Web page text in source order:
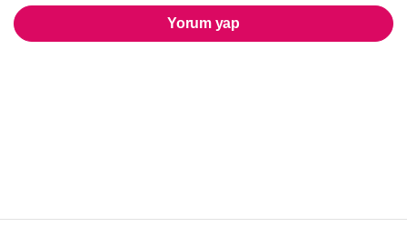
Yorum yap